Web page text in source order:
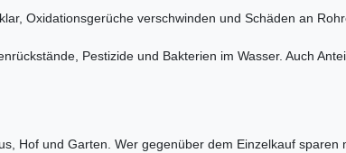
Oxidationsgerüche verschwinden und Schäden an
Pestizide und Bakterien im Wasser. Auch
Hof und Garten. Wer gegenüber dem Einzelkauf sparen